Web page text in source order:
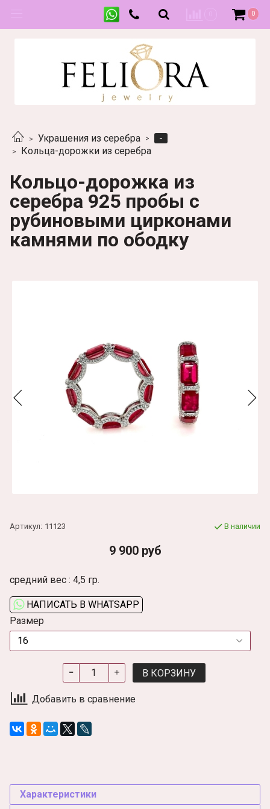
0
Украшения из серебра
-
Кольца-дорожки из серебра
Кольцо-дорожка из
серебра 925 пробы с
рубиновыми цирконами
камнями по ободку
Артикул: 11123 В наличии
9 900 руб
средний вес : 4,5 гр.
НАПИСАТЬ В WHATSAPP
Размер
В КОРЗИНУ
Добавить в сравнение
Характеристики